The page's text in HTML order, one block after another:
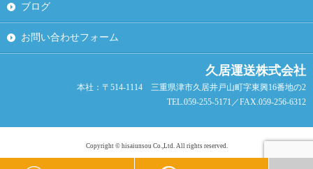
ブログ
お問い合わせフォーム
久居運送株式会社
本社：〒514-1114 三重県津市久居井戸山町字東興16番地の2
TEL.059-255-5171／FAX.059-256-6312
Copyright © hisaiunsou Co.,Ltd. All rights reserved.